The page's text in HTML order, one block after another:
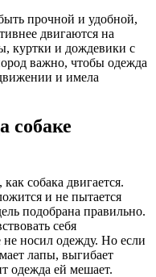
прочной и удобной,
двигаются на
куртки и дождевики с
важно, чтобы одежда
и имела
собаке
собака двигается.
и не пытается
подобрана правильно.
себя
носил одежду. Но если
лапы, выгибает
одежда ей мешает.